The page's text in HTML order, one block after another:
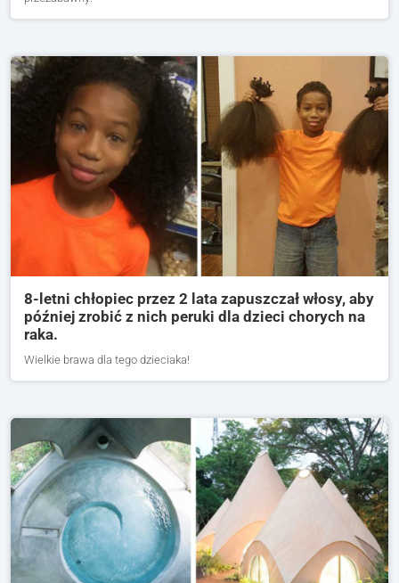
8-letni chłopiec przez 2 lata zapuszczał włosy, aby
później zrobić z nich peruki dla dzieci chorych na
raka.
Wielkie brawa dla tego dzieciaka!